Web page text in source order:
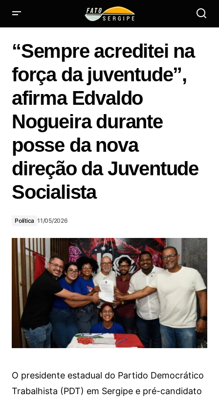
Socialista
“Sempre acreditei na
força da juventude”,
afirma Edvaldo
Nogueira durante
posse da nova
direção da Juventude
Socialista
Política 11/05/2026
O presidente estadual do Partido Democrático
Trabalhista (PDT) em Sergipe e pré-candidato